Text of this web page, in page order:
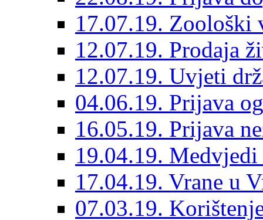
17.07.19. Zoološki
12.07.19. Prodaja
12.07.19. Uvjeti
04.06.19. Prijava
16.05.19. Prijava
19.04.19.
17.04.19. Vrane u
07.03.19.